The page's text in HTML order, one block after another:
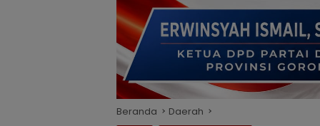
Beranda Daerah